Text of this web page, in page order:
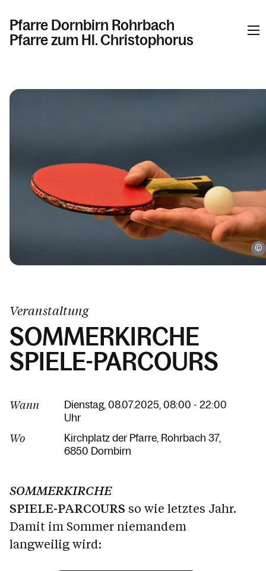
Pfarre Dornbirn Rohrbach
Pfarre zum Hl. Christophorus
Personen
Veranstaltung
SOMMERKIRCHE
SPIELE-PARCOURS
Wann
Dienstag, 08.07.2025, 08:00 - 22:00
Uhr
Wo Kirchplatz der Pfarre Rohrbach 37
6850 Dornbirn
SOMMERKIRCHE
SPIELE-PARCOURS so wie letztes Jahr.
Damit im Sommer niemandem
langweilig wird: